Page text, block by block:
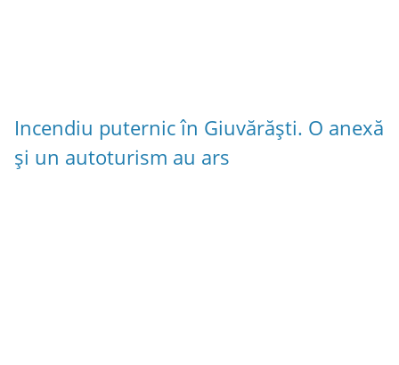
Incendiu puternic în Giuvărăști. O anexă
și un autoturism au ars